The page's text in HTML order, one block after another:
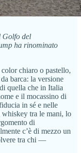
Golfo del
ha rinominato
chiaro o pastello,
barca: la versione
quella che in Italia
e il mocassino di
in sé e nelle
tra le mani, lo
di
c’è di mezzo un
tra chi —